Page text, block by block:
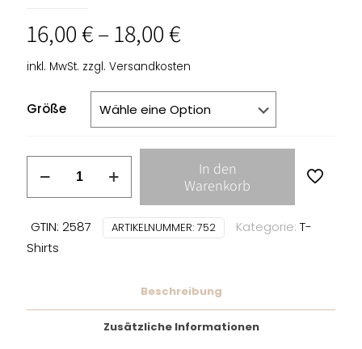
16,00€–18,00€
inkl. MwSt. zzgl. Versandkosten
Größe
The
-
Internal
Cover
In den
Warenkorb
GTIN: 2587 ARTIKELNUMMER: 752 Kategorie: T-
Shirts
Beschreibung
Zusätzliche Informationen